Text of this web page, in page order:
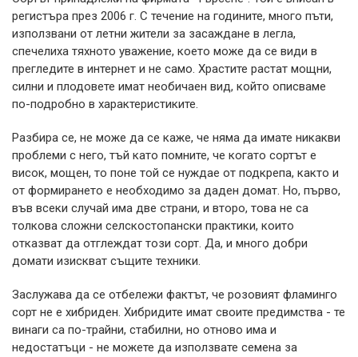
регистъра през 2006 г. С течение на годините, много пъти,
използвани от летни жители за засаждане в легла,
спечелиха тяхното уважение, което може да се види в
прегледите в интернет и не само. Храстите растат мощни,
силни и плодовете имат необичаен вид, който описваме
по-подробно в характеристиките.
Разбира се, не може да се каже, че няма да имате никакви
проблеми с него, тъй като помните, че когато сортът е
висок, мощен, то поне той се нуждае от подкрепа, както и
от формирането е необходимо за даден домат. Но, първо,
във всеки случай има две страни, и второ, това не са
толкова сложни селскостопански практики, които
отказват да отглеждат този сорт. Да, и много добри
домати изискват същите техники.
Заслужава да се отбележи фактът, че розовият фламинго
сорт не е хибриден. Хибридите имат своите предимства - те
винаги са по-трайни, стабилни, но отново има и
недостатъци - не можете да използвате семена за